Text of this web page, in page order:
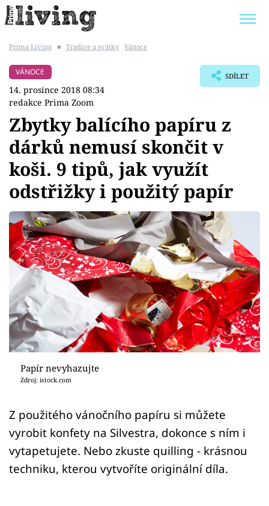
BYDLENÍ SLAVNÝCH
Témata
Bydlení
Zahrada
Design
Sledujte prima+
Přihlášení
Sledujte nás
Prima Living ■ Tradice a svátky Vánoce
VÁNOCE
14. prosince 2018 08:34
redakce Prima Zoom
SDÍLET
Zbytky balícího papíru z
dárků nemusí skončit v
koši. 9 tipů, jak využít
odstřižky i použitý papír
Papír nevyhazujte
Zdroj: istock.com
Z použitého vánočního papíru si můžete
vyrobit konfety na Silvestra, dokonce s ním i
vytapetujete. Nebo zkuste quilling - krásnou
techniku, kterou vytvoříte originální díla.